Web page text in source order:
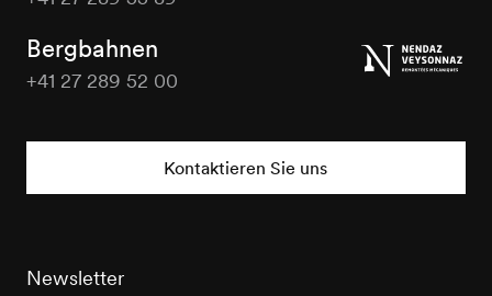
Bergbahnen
+41 27 289 52 00
Kontaktieren Sie uns
Newsletter